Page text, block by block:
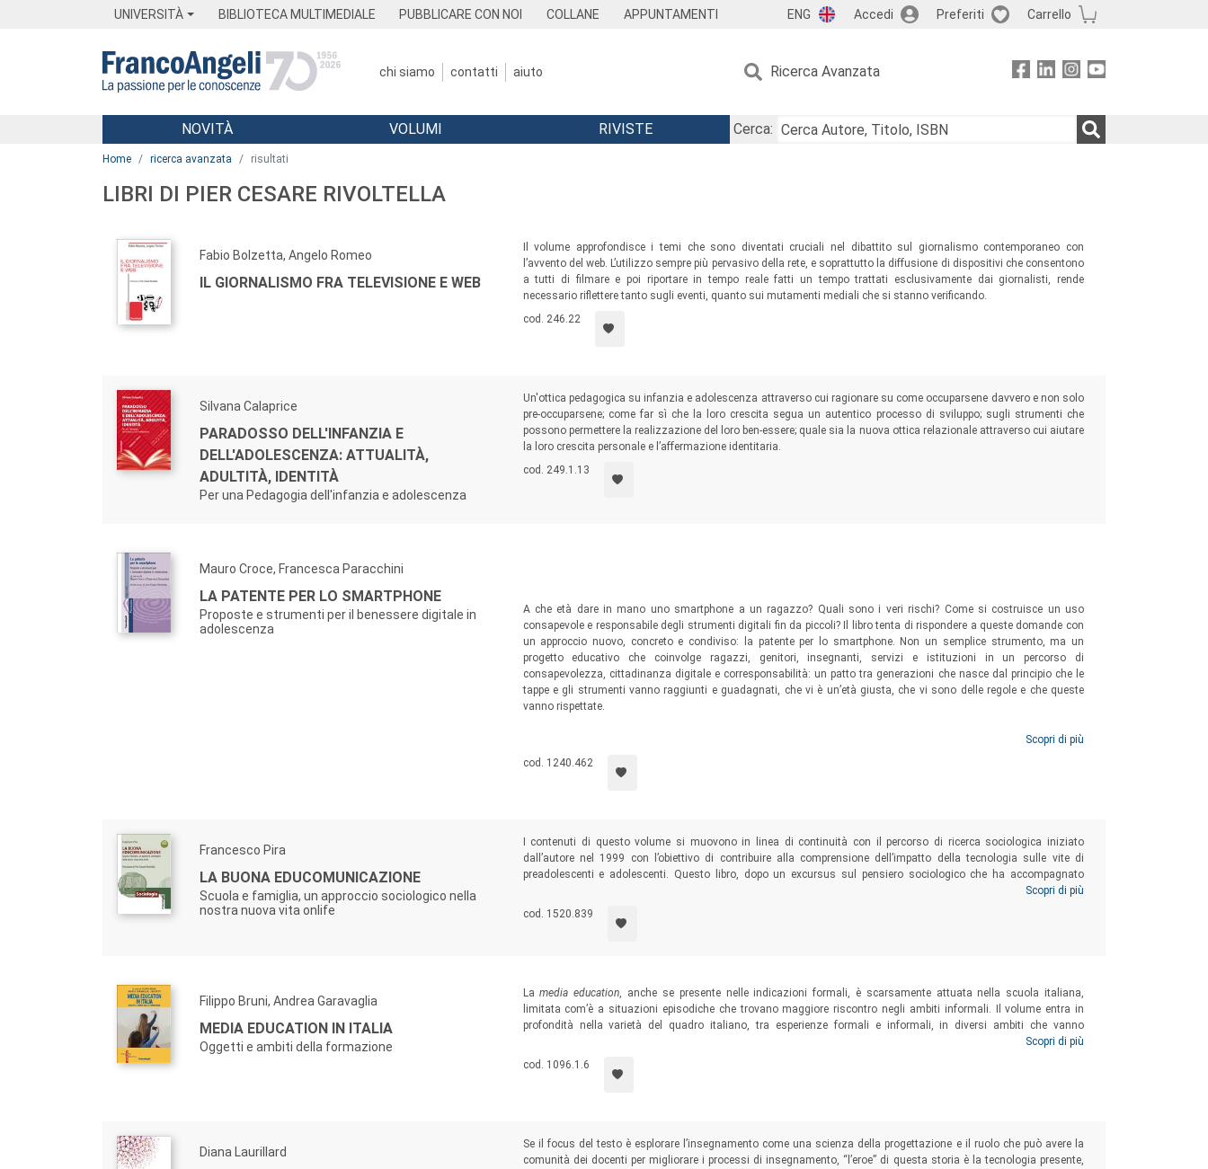
UNIVERSITÀ BIBLIOTECA MULTIMEDIALE PUBBLICARE CON NOI COLLANE APPUNTAMENTI ENG Accedi Preferiti Carrello
chi siamo contatti aiuto Ricerca Avanzata
Menu
NOVITÀ VOLUMI RIVISTE
Cerca:
Home ricerca avanzata risultati
LIBRI DI PIER CESARE RIVOLTELLA
Fabio Bolzetta, Angelo Romeo
IL GIORNALISMO FRA TELEVISIONE E WEB
Il volume approfondisce i temi che sono diventati cruciali nel dibattito sul giornalismo contemporaneo con
l’avvento del web. L’utilizzo sempre più pervasivo della rete, e soprattutto la diffusione di dispositivi che consentono
a tutti di filmare e poi riportare in tempo reale fatti un tempo trattati esclusivamente dai giornalisti, rende
necessario riflettere tanto sugli eventi, quanto sui mutamenti mediali che si stanno verificando.
cod. 246.22
Silvana Calaprice
PARADOSSO DELL'INFANZIA E
DELL'ADOLESCENZA: ATTUALITÀ,
ADULTITÀ, IDENTITÀ
Per una Pedagogia dell'infanzia e adolescenza
Un'ottica pedagogica su infanzia e adolescenza attraverso cui ragionare su come occuparsene davvero e non solo
pre-occuparsene; come far sì che la loro crescita segua un autentico processo di sviluppo; sugli strumenti che
possono permettere la realizzazione del loro ben-essere; quale sia la nuova ottica relazionale attraverso cui aiutare
la loro crescita personale e l’affermazione identitaria.
cod. 249.1.13
Mauro Croce, Francesca Paracchini
LA PATENTE PER LO SMARTPHONE
Proposte e strumenti per il benessere digitale in
adolescenza
A che età dare in mano uno smartphone a un ragazzo? Quali sono i veri rischi? Come si costruisce un uso
consapevole e responsabile degli strumenti digitali fin da piccoli? Il libro tenta di rispondere a queste domande con
un approccio nuovo, concreto e condiviso: la patente per lo smartphone. Non un semplice strumento, ma un
progetto educativo che coinvolge ragazzi, genitori, insegnanti, servizi e istituzioni in un percorso di
consapevolezza, cittadinanza digitale e corresponsabilità: un patto tra generazioni che nasce dal principio che le
tappe e gli strumenti vanno raggiunti e guadagnati, che vi è un’età giusta, che vi sono delle regole e che queste
vanno rispettate.
Scopri di più
cod. 1240.462
Francesco Pira
LA BUONA EDUCOMUNICAZIONE
Scuola e famiglia, un approccio sociologico nella
nostra nuova vita onlife
I contenuti di questo volume si muovono in linea di continuità con il percorso di ricerca sociologica iniziato
dall’autore nel 1999 con l’obiettivo di contribuire alla comprensione dell’impatto della tecnologia sulle vite di
preadolescenti e adolescenti. Questo libro, dopo un excursus sul pensiero sociologico che ha accompagnato
l’evoluzione dalla società analogica a quella digitale e un’analisi del modo in cui il contesto sociale si è evoluto,
riporta il contributo offerto dalle interviste a dirigenti scolastici e docenti: ne risulta una geografia di come il
sistema educativo italiano si è adattato all’impatto delle nuove tecnologie.
Scopri di più
cod. 1520.839
Filippo Bruni, Andrea Garavaglia
MEDIA EDUCATION IN ITALIA
Oggetti e ambiti della formazione
Lamedia education, anche se presente nelle indicazioni formali, è scarsamente attuata nella scuola italiana,
limitata com’è a situazioni episodiche che trovano maggiore riscontro negli ambiti informali. Il volume entra in
profondità nella varietà del quadro italiano, tra esperienze formali e informali, in diversi ambiti che vanno
dall’infanzia agli adulti, valorizzando una ricchezza e un potenziale pronto per uscire dalle cornici sperimentali
della ricerca e delle singole offerte formative locali per essere messa a disposizione dell’intera cittadinanza.
Scopri di più
cod. 1096.1.6
Diana Laurillard
Se il focus del testo è esplorare l’insegnamento come una scienza della progettazione e il ruolo che può avere la
comunità dei docenti per migliorare i processi di insegnamento, “l’eroe” di questa storia è la tecnologia presente,